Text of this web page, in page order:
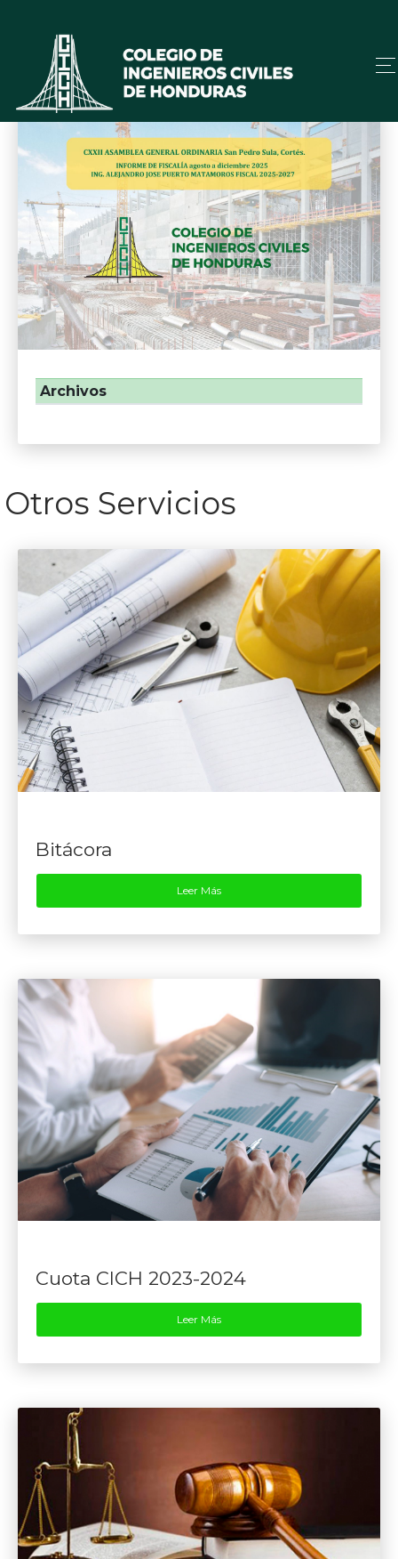
Archivos
Otros Servicios
Bitácora
Leer Más
Cuota CICH 2023-2024
Leer Más